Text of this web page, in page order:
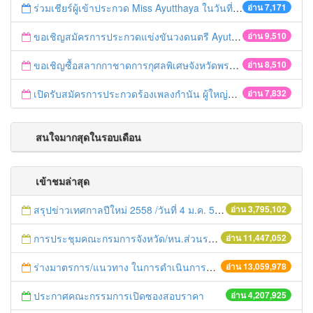
อ่าน 7,171
ร่วมเชียร์ผู้เข้าประกวด Miss Ayutthaya ในวันที่ 15 ธันวาคม 2560
อ่าน 9,510
ขอเชิญสมัครการประกวดแข่งขันวงดนตรี Ayutthaya battle of the bands
อ่าน 8,510
ขอเชิญซื้อสลากกาชาดการกุศลพิเศษจังหวัดพระนครศรีอยุธยา 2560
อ่าน 7,832
เปิดรับสมัครการประกวดร้องเพลงกำนัน ผู้ใหญ่บ้าน ฯลฯ
สนใจมากสุดในรอบเดือน
เข้าชมล่าสุด
อ่าน 3,795,102
สรุปข่าวเทศกาลปีใหม่ 2558 /วันที่ 4 ม.ค. 58
อ่าน 11,447,052
การประชุมคณะกรมการจังหวัด/หน.ส่วนราชการประจำเดือน มิถุนายน 2558
อ่าน 13,059,978
ร่างมาตรการ/แนวทาง ในการดำเนินการประกอบการตรวจราชการแบบบูรณาการ
อ่าน 4,207,925
ประกาศคณะกรรมการเปิดซองสอบราคา